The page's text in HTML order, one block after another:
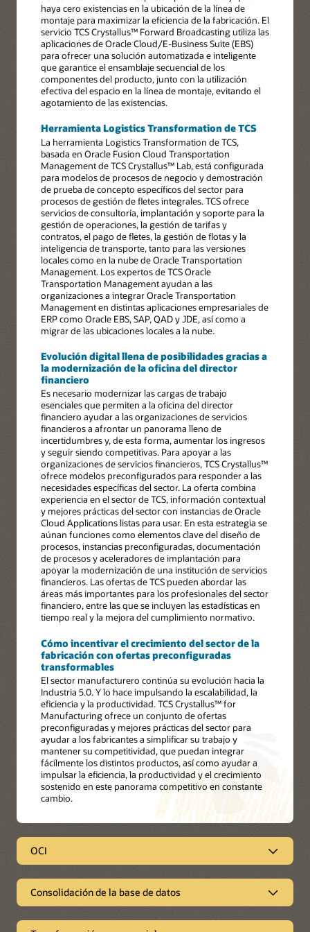
haya cero existencias en la ubicación de la línea de
montaje para maximizar la eficiencia de la fabricación. El
servicio TCS Crystallus™ Forward Broadcasting utiliza las
aplicaciones de Oracle Cloud/E-Business Suite (EBS)
para ofrecer una solución automatizada e inteligente
que garantice el ensamblaje secuencial de los
componentes del producto, junto con la utilización
efectiva del espacio en la línea de montaje, evitando el
agotamiento de las existencias.
Herramienta Logistics Transformation de TCS
La herramienta Logistics Transformation de TCS,
basada en Oracle Fusion Cloud Transportation
Management de TCS Crystallus™ Lab, está configurada
para modelos de procesos de negocio y demostración
de prueba de concepto específicos del sector para
procesos de gestión de fletes integrales. TCS ofrece
servicios de consultoría, implantación y soporte para la
gestión de operaciones, la gestión de tarifas y
contratos, el pago de fletes, la gestión de flotas y la
inteligencia de transporte, tanto para las versiones
locales como en la nube de Oracle Transportation
Management. Los expertos de TCS Oracle
Transportation Management ayudan a las
organizaciones a integrar Oracle Transportation
Management en distintas aplicaciones empresariales de
ERP como Oracle EBS, SAP, QAD y JDE, así como a
migrar de las ubicaciones locales a la nube.
Evolución digital llena de posibilidades gracias a
la modernización de la oficina del director
financiero
Es necesario modernizar las cargas de trabajo
esenciales que permiten a la oficina del director
financiero ayudar a las organizaciones de servicios
financieros a afrontar un panorama lleno de
incertidumbres y, de esta forma, aumentar los ingresos
y seguir siendo competitivas. Para apoyar a las
organizaciones de servicios financieros, TCS Crystallus™
ofrece modelos preconfigurados para responder a las
necesidades específicas del sector. La oferta combina
experiencia en el sector de TCS, información contextual
y mejores prácticas del sector con instancias de Oracle
Cloud Applications listas para usar. En esta estrategia se
aúnan funciones como elementos clave del diseño de
procesos, instancias preconfiguradas, documentación
de procesos y aceleradores de implantación para
apoyar la modernización de una institución de servicios
financieros. Las ofertas de TCS pueden abordar las
áreas más importantes para los profesionales del sector
financiero, entre las que se incluyen las estadísticas en
tiempo real y la mejora del cumplimiento normativo.
Cómo incentivar el crecimiento del sector de la
fabricación con ofertas preconfiguradas
transformables
El sector manufacturero continúa su evolución hacia la
Industria 5.0. Y lo hace impulsando la escalabilidad, la
eficiencia y la productividad. TCS Crystallus™ for
Manufacturing ofrece un conjunto de ofertas
preconfiguradas y mejores prácticas del sector para
ayudar a los fabricantes a simplificar su trabajo y
mantener su competitividad, que puedan integrar
fácilmente los distintos productos, así como ayudar a
impulsar la eficiencia, la productividad y el crecimiento
sostenido en este panorama competitivo en constante
cambio.
OCI
Impulso a la migración de las empresas a la nube con
un partner de consultoría
Los servicios de Oracle Cloud de TCS en Oracle Cloud
Consolidación de la base de datos